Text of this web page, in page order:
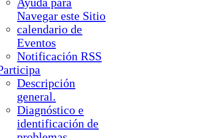
Navegar este Sitio
calendario de
Eventos
Notificación RSS
Descripción
general.
Diagnóstico e
identificación de